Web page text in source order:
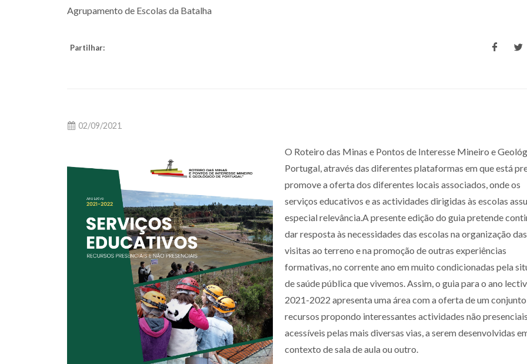
Agrupamento de Escolas da Batalha
Partilhar:
02/09/2021
O Roteiro das Minas e Pontos de Interesse Mineiro e
Portugal, através das diferentes plataformas em que está
promove a oferta dos diferentes locais associados, onde os
serviços educativos e as actividades dirigidas às escolas
especial relevância.A presente edição do guia pretende
dar resposta às necessidades das escolas na organização das
visitas ao terreno e na promoção de outras experiências
formativas, no corrente ano em muito condicionadas pela
de saúde pública que vivemos. Assim, o guia para o ano
2021-2022 apresenta uma área com a oferta de um
recursos propondo interessantes actividades não
acessíveis pelas mais diversas vias, a serem desenvolvidas
contexto de sala de aula ou outro.